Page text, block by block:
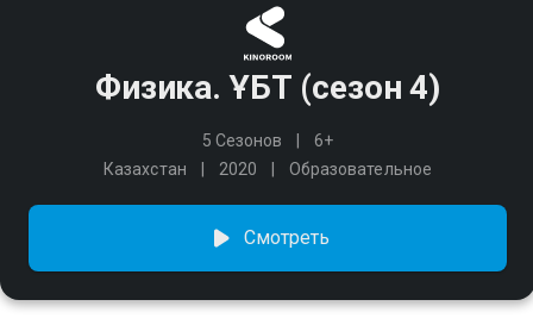
Физика. ҰБТ (сезон 4)
5 Сезонов
6+
Казахстан
2020 Образовательное
Смотреть